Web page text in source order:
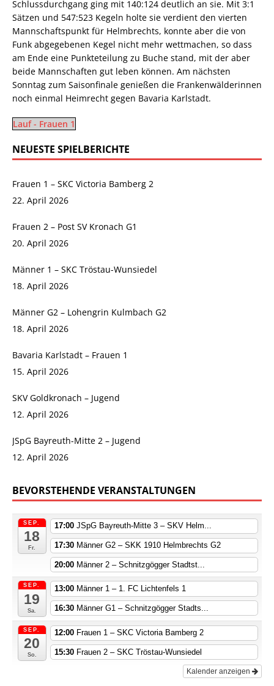
Schlussdurchgang ging mit 140:124 deutlich an sie. Mit 3:1
Sätzen und 547:523 Kegeln holte sie verdient den vierten
Mannschaftspunkt für Helmbrechts, konnte aber die von
Funk abgegebenen Kegel nicht mehr wettmachen, so dass
am Ende eine Punkteteilung zu Buche stand, mit der aber
beide Mannschaften gut leben können. Am nächsten
Sonntag zum Saisonfinale genießen die Frankenwälderinnen
noch einmal Heimrecht gegen Bavaria Karlstadt.
Lauf - Frauen 1
NEUESTE SPIELBERICHTE
Frauen 1 – SKC Victoria Bamberg 2
22. April 2026
Frauen 2 – Post SV Kronach G1
20. April 2026
Männer 1 – SKC Tröstau-Wunsiedel
18. April 2026
Männer G2 – Lohengrin Kulmbach G2
18. April 2026
Bavaria Karlstadt – Frauen 1
15. April 2026
SKV Goldkronach – Jugend
12. April 2026
JSpG Bayreuth-Mitte 2 – Jugend
12. April 2026
BEVORSTEHENDE VERANSTALTUNGEN
SEP.
18
Fr.
17:00 JSpG Bayreuth-Mitte 3 – SKV Helm...
17:30 Männer G2 – SKK 1910 Helmbrechts G2
20:00 Männer 2 – Schnitzgögger Stadtst...
SEP.
19
Sa.
13:00 Männer 1 – 1. FC Lichtenfels 1
16:30 Männer G1 – Schnitzgögger Stadts...
SEP.
20
So.
12:00 Frauen 1 – SKC Victoria Bamberg 2
15:30 Frauen 2 – SKC Tröstau-Wunsiedel
Kalender anzeigen